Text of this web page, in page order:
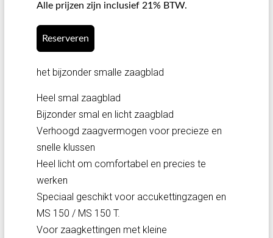
Alle prijzen zijn inclusief 21% BTW.
Reserveren
het bijzonder smalle zaagblad
Heel smal zaagblad
Bijzonder smal en licht zaagblad
Verhoogd zaagvermogen voor precieze en
snelle klussen
Heel licht om comfortabel en precies te
werken
Speciaal geschikt voor accukettingzagen en
MS 150 / MS 150 T.
Voor zaagkettingen met kleine